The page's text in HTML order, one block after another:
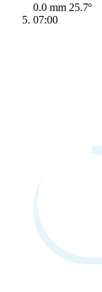
0.0 mm 25.7º
07:00